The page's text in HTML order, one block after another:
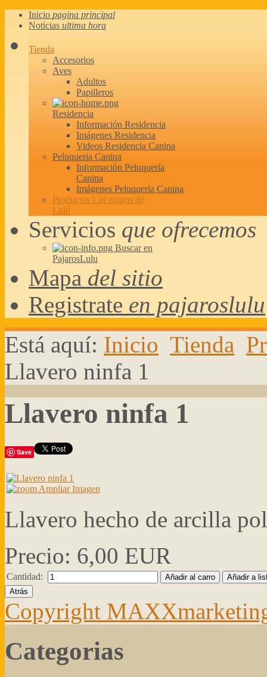
Inicio pagina principal
Noticias ultima hora
Tienda
Accesorios
Aves
Adultos
Papilleros
Residencia
Información Residencia
Imágenes Residencia
Videos Residencia Canina
Peluqueria Canina
Información Peluquería
Canina
Imágenes Peluquería Canina
Productos Las manos de
Lulú
Servicios que ofrecemos
Buscar en
PajarosLulu
Mapa del sitio
Registrate en pajaroslulu
Está aquí: Inicio Tienda
Llavero ninfa 1
Llavero ninfa 1
Save
Ampliar Imagen
Llavero hecho de arcilla
Precio: 6,00 EUR
Cantidad:
Copyright
Categorias